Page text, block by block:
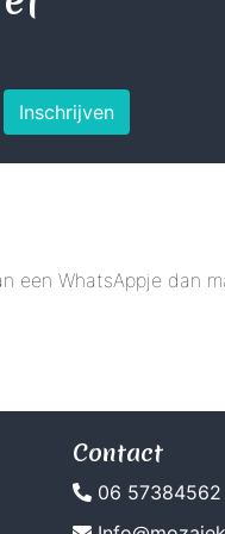
Inschrijven
een WhatsAppje dan
Contact
06 57384562